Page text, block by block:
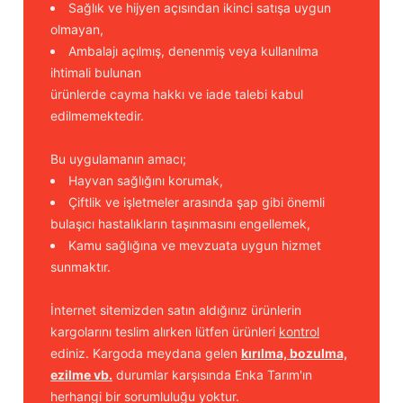
Sağlık ve hijyen açısından ikinci satışa uygun
olmayan,
Ambalajı açılmış, denenmiş veya kullanılma
ihtimali bulunan
ürünlerde cayma hakkı ve iade talebi kabul
edilmemektedir.
Bu uygulamanın amacı;
Hayvan sağlığını korumak,
Çiftlik ve işletmeler arasında şap gibi önemli
bulaşıcı hastalıkların taşınmasını engellemek,
Kamu sağlığına ve mevzuata uygun hizmet
sunmaktır.
İnternet sitemizden satın aldığınız ürünlerin
kargolarını teslim alırken lütfen ürünleri kontrol
ediniz. Kargoda meydana gelen kırılma, bozulma,
ezilme vb. durumlar karşısında Enka Tarım'ın
herhangi bir sorumluluğu yoktur.